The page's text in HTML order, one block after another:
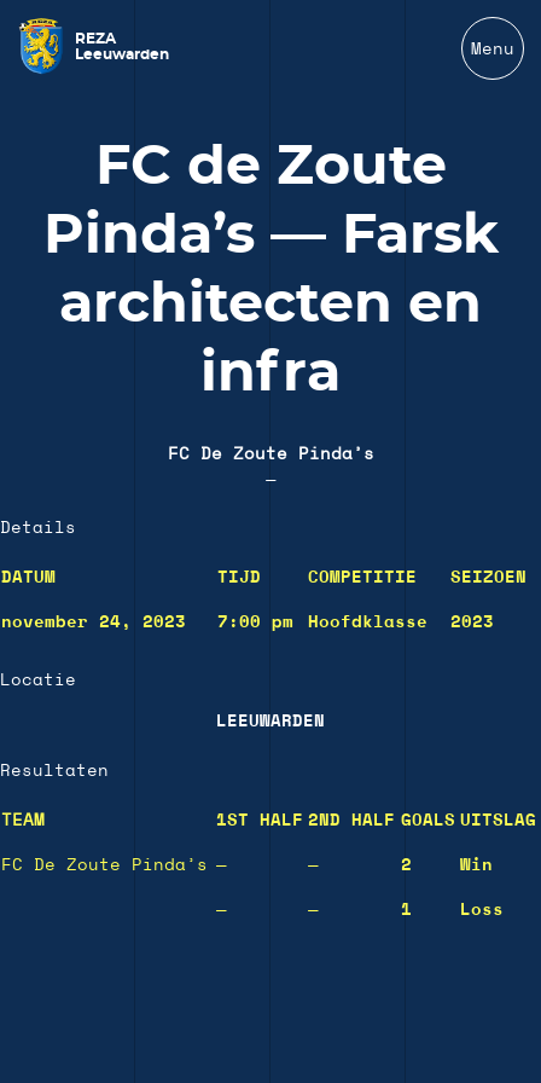
REZA
Leeuwarden
Menu
FC de Zoute
Pinda’s — Farsk
architecten en
infra
FC De Zoute Pinda’s
—
Details
DATUM TIJD COMPETITIE SEIZOEN
november 24, 2023 7:00 pm Hoofdklasse 2023
Locatie
LEEUWARDEN
Resultaten
TEAM 1ST HALF 2ND HALF GOALS UITSLAG
FC De Zoute Pinda’s — — 2 Win
— — 1 Loss